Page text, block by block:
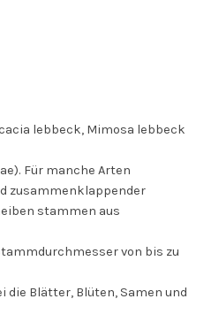
lebbeck, Mimosa lebbeck
Für manche Arten
zusammenklappender
stammen aus
von bis zu
Blätter, Blüten, Samen und